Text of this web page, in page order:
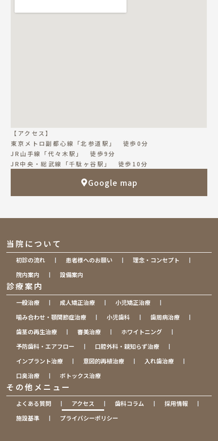
【アクセス】
東京メトロ副都心線「北参道駅」 徒歩0分
JR山手線「代々木駅」 徒歩9分
JR中央・総武線「千駄ヶ谷駅」 徒歩10分
Google map
当院について
初診の流れ 患者様へのお願い
理念・コンセプト
院内案内
設備案内
診療案内
一般治療 成人矯正治療
小児矯正治療
噛み合わせ・顎関節症治療
小児歯科
歯周病治療
歯茎の再生治療
審美治療
ホワイトニング
予防歯科・エアフロー
口腔外科・親知らず治療
インプラント治療
意図的再植治療
入れ歯治療
口臭治療
ボトックス治療
その他メニュー
よくある質問 アクセス 歯科コラム
採用情報
施設基準
プライバシーポリシー